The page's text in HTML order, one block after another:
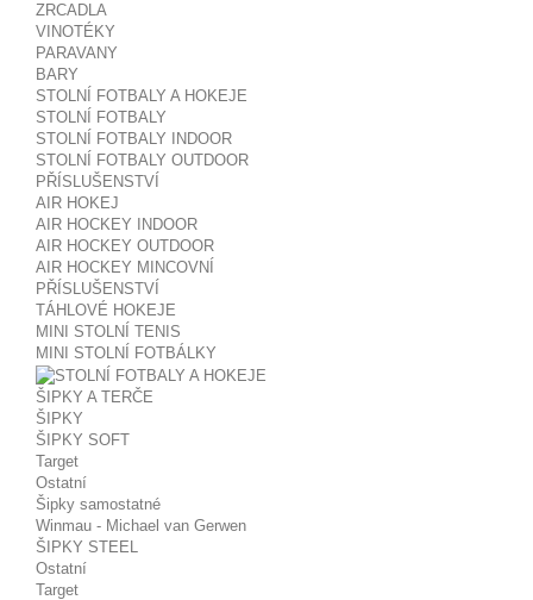
ZRCADLA
VINOTÉKY
PARAVANY
BARY
STOLNÍ FOTBALY A HOKEJE
STOLNÍ FOTBALY
STOLNÍ FOTBALY INDOOR
STOLNÍ FOTBALY OUTDOOR
PŘÍSLUŠENSTVÍ
AIR HOKEJ
AIR HOCKEY INDOOR
AIR HOCKEY OUTDOOR
AIR HOCKEY MINCOVNÍ
PŘÍSLUŠENSTVÍ
TÁHLOVÉ HOKEJE
MINI STOLNÍ TENIS
MINI STOLNÍ FOTBÁLKY
ŠIPKY A TERČE
ŠIPKY
ŠIPKY SOFT
Target
Ostatní
Šipky samostatné
Winmau - Michael van Gerwen
ŠIPKY STEEL
Ostatní
Target